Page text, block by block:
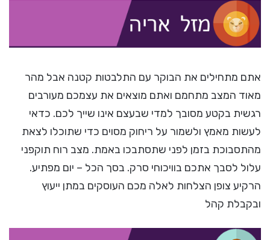
אתם מתחילים את הבוקר עם התלבטות קטנה אבל מהר
מאוד המצב מתחמם ואתם מוצאים את עצמכם מעורבים
רגשית בקטע מסובך למדי שבעצם אינו שייך לכם. כדאי
לעשות מאמץ ולשמור על ריחוק מסוים כדי שתוכלו לצאת
מהתסבוכת בזמן לפני שתסתבכו באמת. מצב רוח תוקפני
עלול לסבך אתכם בוויכוחי סרק. בסך הכל – יום מפתיע.
הרקיע צופן הצלחות לאלה מכם העוסקים במתן ייעוץ
ובקבלת קהל